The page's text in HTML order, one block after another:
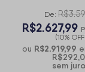
De:
R$2.627,99
(10%
ou R$2.919,99
sem